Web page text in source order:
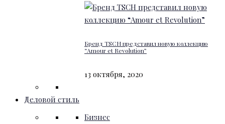
Бренд TSCH представил новую коллекцию
“Amour et Revolution”
13 октября, 2020
Деловой стиль
Бизнес